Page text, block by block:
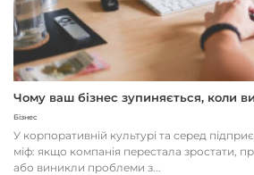
Чому ваш бізнес зупиняється, коли
Бізнес
У корпоративній культурі та серед
міф: якщо компанія перестала зростати,
або виникли проблеми з...